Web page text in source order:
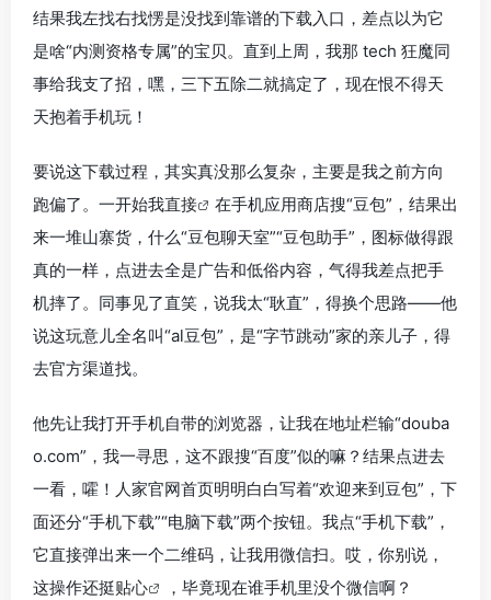
结果我左找右找愣是没找到靠谱的下载入口，差点以为它
是啥“内测资格专属”的宝贝。直到上周，我那 tech 狂魔同
事给我支了招，嘿，三下五除二就搞定了，现在恨不得天
天抱着手机玩！
要说这下载过程，其实真没那么复杂，主要是我之前方向
跑偏了。一开始我直接
在手机应用商店搜“豆包”，结果出
来一堆山寨货，什么“豆包聊天室”“豆包助手”，图标做得跟
真的一样，点进去全是广告和低俗内容，气得我差点把手
机摔了。同事见了直笑，说我太“耿直”，得换个思路——他
说这玩意儿全名叫“al豆包”，是“字节跳动”家的亲儿子，得
去官方渠道找。
他先让我打开手机自带的浏览器，让我在地址栏输“douba
o.com”，我一寻思，这不跟搜“百度”似的嘛？结果点进去
一看，嚯！人家官网首页明明白白写着“欢迎来到豆包”，下
面还分“手机下载”“电脑下载”两个按钮。我点“手机下载”，
它直接弹出来一个二维码，让我用微信扫。哎，你别说，
这操作还挺贴心 ，毕竟现在谁手机里没个微信啊？